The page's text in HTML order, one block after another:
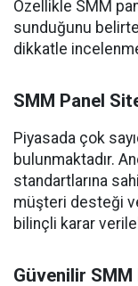
Özellikle SMM
sunduğunu
dikkatle
SMM Panel
Piyasada çok
bulunmaktadır.
standartlarına
müşteri desteği
bilinçli karar
Güvenilir SMM